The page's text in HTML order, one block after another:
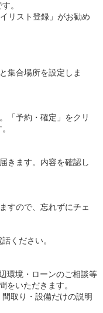
。
リスト登録」がお勧め
集合場所を設定しま
「予約・確定」をクリ
きます。内容を確認し
すので、忘れずにチェ
ください。
環境・ローンのご相談等
をいただきます。
取り・設備だけの説明